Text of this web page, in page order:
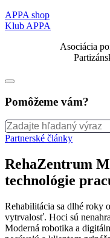
APPA shop
Klub APPA
Asociácia
Pomôžeme vám?
Partnerské články
RehaZentrum
technológie
Rehabilitácia sa dlhé roky
vytrvalosť. Hoci sú
Moderná robotika a